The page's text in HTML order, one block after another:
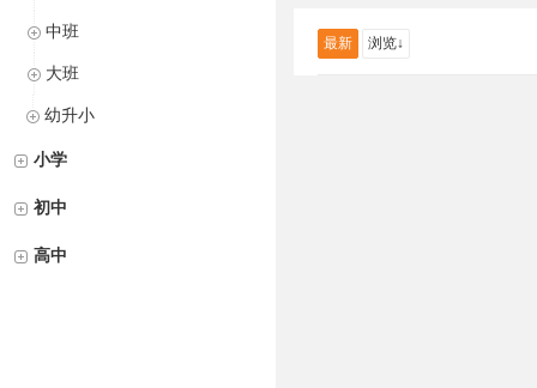
中班
大班
幼升小
小学
初中
高中
最新 浏览↓